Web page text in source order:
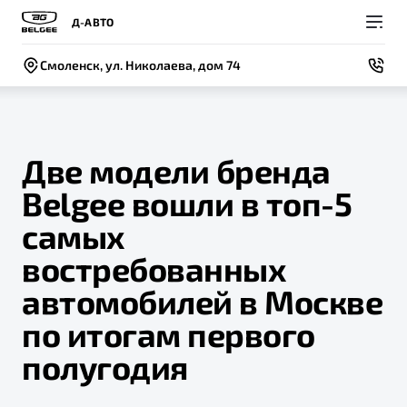
Д-АВТО
Смоленск, ул. Николаева, дом 74
Модели
Новый
X50+
Покупателям
ВЫБОР И ПОКУПКА
Автомобили в наличии
Спецпредложения и Акции
Записаться на тест-драйв
Владельцам
СЕРВИС
Доверенность на обслуживание автомобиля
Записаться на сервис
Руководство по эксплуатации
Техническое обслуживание
О компании
СОБЫТИЯ
Новости
Контакты
BELGEE В РОССИИ
Две модели бренда
Belgee вошли в топ-5
самых
востребованных
автомобилей в Москве
по итогам первого
полугодия